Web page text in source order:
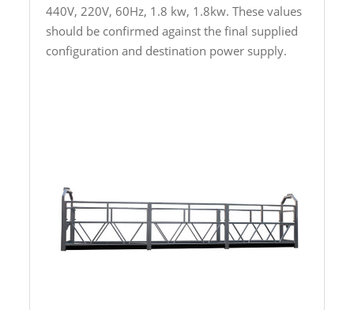
440V, 220V, 60Hz, 1.8 kw, 1.8kw. These values
should be confirmed against the final supplied
configuration and destination power supply.